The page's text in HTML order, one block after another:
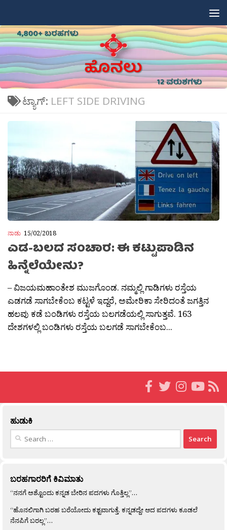
ಟ್ಯಾಗ್: LEFT SIDE DRIVING
ನಾಡು 15/02/2018
ಎಡ-ಬಲದ ಸಂಚಾರ: ಈ ಕಟ್ಟುಪಾಡಿನ
ಹಿನ್ನೆಲೆಯೇನು?
– ವಿಜಯಮಹಾಂತೇಶ ಮುಜಗೊಂಡ. ನಮ್ಮಲ್ಲಿ ಗಾಡಿಗಳು ರಸ್ತೆಯ
ಎಡಗಡೆ ಸಾಗಬೇಕೆಂಬ ಕಟ್ಟಳೆ ಇದ್ದರೆ, ಅಮೇರಿಕಾ ಸೇರಿದಂತೆ ಜಗತ್ತಿನ
ಹಲವು ಕಡೆ ಬಂಡಿಗಳು ರಸ್ತೆಯ ಬಲಗಡೆಯಲ್ಲಿ ಸಾಗುತ್ತವೆ. 163
ದೇಶಗಳಲ್ಲಿ ಬಂಡಿಗಳು ರಸ್ತೆಯ ಬಲಗಡೆ ಸಾಗಬೇಕೆಂಬ...
ಹುಡುಕಿ
Search
ಬರಹಗಾರರಿಗೆ ಕಿವಿಮಾತು
“ನನಗೆ ಅಶ್ಟೊಂದು ಕನ್ನಡ ಬೇರಿನ ಪದಗಳು ಗೊತ್ತಿಲ್ಲ”…
“ಹೊನಲಿಗಾಗಿ ಬರಹ ಬರೆಯೋದು ಕಶ್ಟವಾಗುತ್ತೆ. ಕನ್ನಡದ್ದೇ ಆದ ಪದಗಳು ಕೂಡಲೆ
ನೆನಪಿಗೆ ಬರಲ್ಲ”…